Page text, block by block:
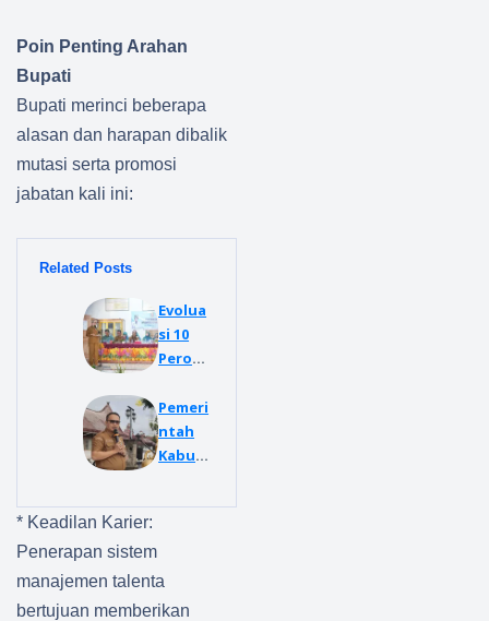
Poin Penting Arahan
Bupati
Bupati merinci beberapa
alasan dan harapan dibalik
mutasi serta promosi
jabatan kali ini:
Related Posts
Evolua
si 10
Peroge
pokok
PKK
Bupati
ahan
Pemeri
ntah
Kabup
Dairi
Gabun
gan
* Keadilan Karier:
Penerapan sistem
manajemen talenta
bertujuan memberikan